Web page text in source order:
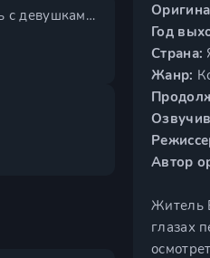
Год
Страна:
Жанр:
Автор
Житель
глазах
Повседневная жизнь с девушками монстрами